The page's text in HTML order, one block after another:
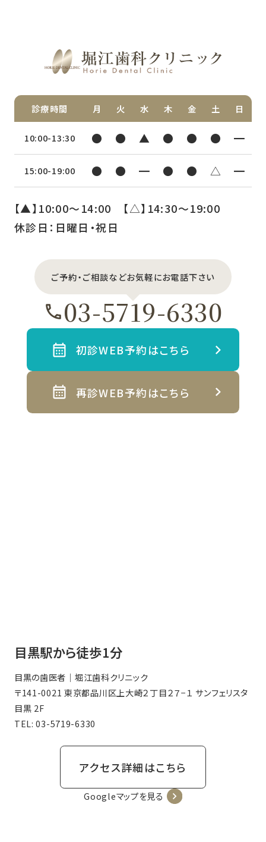
診療時間 月 火 水 木 金 土 日
10:00-13:30 ● ● ▲ ● ● ● ━
15:00-19:00 ● ● ━ ● ● △ ━
【▲】10:00〜14:00 【△】14:30〜19:00
休診日：日曜日・祝日
ご予約・ご相談などお気軽にお電話下さい
03-5719-6330
初診WEB予約はこちら
再診WEB予約はこちら
目黒駅から徒歩1分
目黒の歯医者｜堀江歯科クリニック
〒141-0021 東京都品川区上大崎２丁目２７−１ サンフェリスタ
目黒 2F
TEL:03-5719-6330
アクセス詳細はこちら
Googleマップを見る